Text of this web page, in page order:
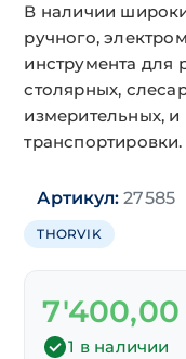
В наличии
ручного,
инструмента для
столярных,
измерительных,
транспортировки.
Артикул: 27585
THORVIK
1 в наличии